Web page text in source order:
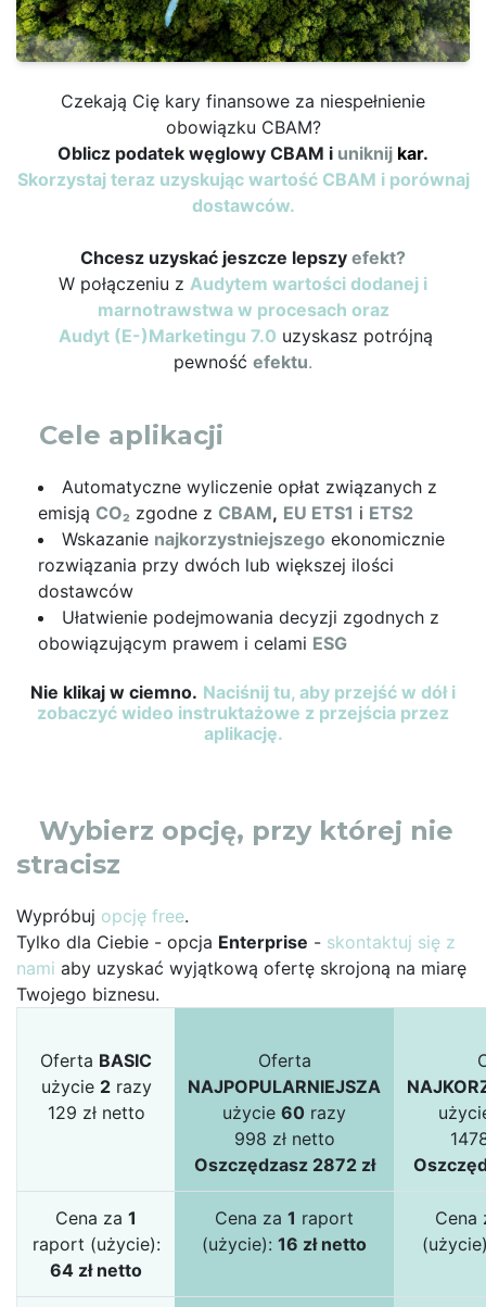
Czekają Cię kary finansowe za niespełnienie
obowiązku CBAM?
Oblicz podatek węglowy CBAM i uniknij kar.
Skorzystaj teraz uzyskując wartość CBAM i porównaj
dostawców.
Chcesz uzyskać jeszcze lepszy efekt?
W połączeniu z Audytem wartości dodanej i
marnotrawstwa w procesach oraz
Audyt (E-)Marketingu 7.0 uzyskasz potrójną
pewność efektu.
Cele aplikacji
Automatyczne wyliczenie opłat związanych z
emisją CO₂ zgodne z CBAM, EU ETS1 i ETS2
Wskazanie najkorzystniejszego ekonomicznie
rozwiązania przy dwóch lub większej ilości
dostawców
Ułatwienie podejmowania decyzji zgodnych z
obowiązującym prawem i celami ESG
Nie klikaj w ciemno. Naciśnij tu, aby przejść w dół i
zobaczyć wideo instruktażowe z przejścia przez
aplikację.
Wybierz opcję, przy której nie
stracisz
Wypróbuj opcję free.
Tylko dla Ciebie - opcja Enterprise - skontaktuj się z
nami aby uzyskać wyjątkową ofertę skrojoną na miarę
Twojego biznesu.
Oferta BASIC
użycie 2razy
129 zł netto
Oferta
NAJPOPULARNIEJSZA
użycie 60 razy
998 zł netto
Oszczędzasz 2872 zł
Cena za 1
raport (użycie):
64 zł netto
Cena za 1 raport
(użycie): 16 zł netto
Cena